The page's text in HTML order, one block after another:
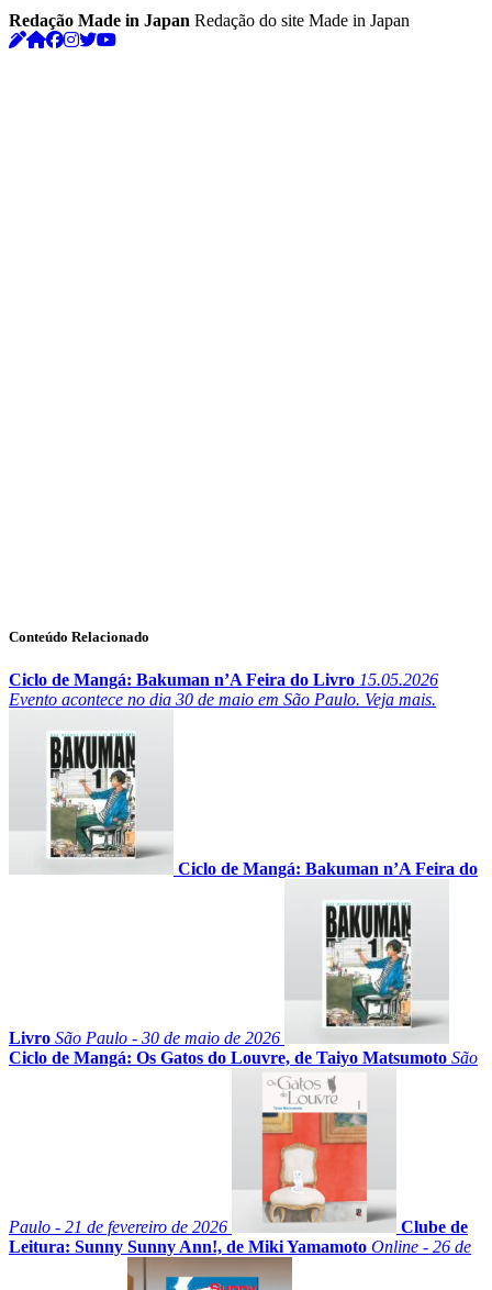
Redação Made in Japan Redação do site Made in Japan
Conteúdo Relacionado
Ciclo de Mangá: Bakuman n’A Feira do Livro 15.05.2026
Evento acontece no dia 30 de maio em São Paulo. Veja mais.
Ciclo de Mangá: Bakuman n’A Feira do
Livro São Paulo - 30 de maio de 2026
Ciclo de Mangá: Os Gatos do Louvre, de Taiyo Matsumoto São
Paulo - 21 de fevereiro de 2026
Clube de
Leitura: Sunny Sunny Ann!, de Miki Yamamoto Online - 26 de